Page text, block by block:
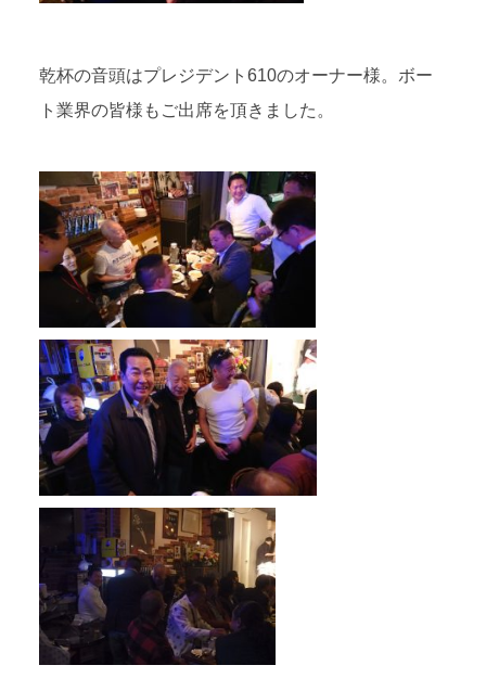
乾杯の音頭はプレジデント610のオーナー様。ボー
ト業界の皆様もご出席を頂きました。